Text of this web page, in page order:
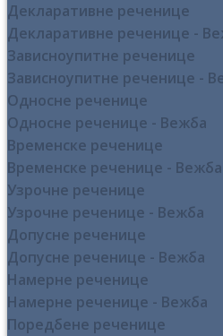
Декларативне реченице
Декларативне реченице -
Зависноупитне реченице
Зависноупитне реченице -
Односне реченице
Односне реченице - Вежба
Временске реченице
Временске реченице - Вежба
Узрочне реченице
Узрочне реченице - Вежба
Допусне реченице
Допусне реченице - Вежба
Намерне реченице
Намерне реченице - Вежба
Поредбене реченице